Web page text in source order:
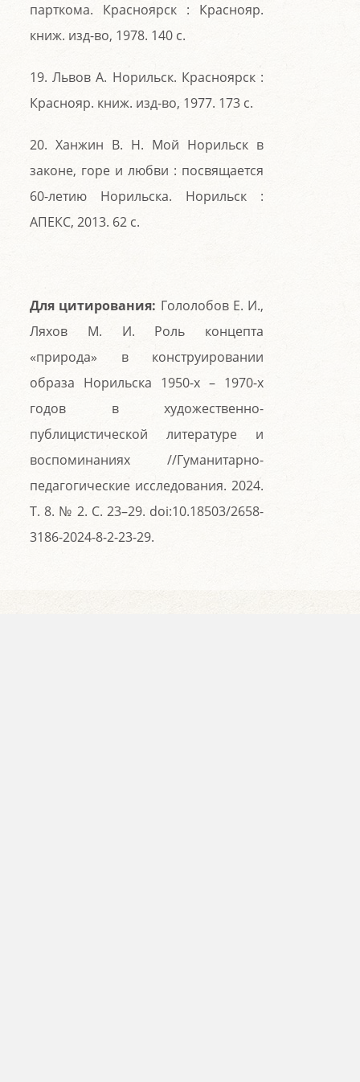
парткома. Красноярск : Краснояр.
книж. изд-во, 1978. 140 с.
19. Львов А. Норильск. Красноярск :
Краснояр. книж. изд-во, 1977. 173 с.
20. Ханжин В. Н. Мой Норильск в
законе, горе и любви : посвящается
60-летию Норильска. Норильск :
АПЕКС, 2013. 62 с.
Для цитирования: Гололобов Е. И.,
Ляхов М. И. Роль концепта
«природа» в конструировании
образа Норильска 1950-х – 1970-х
годов в художественно-
публицистической литературе и
воспоминаниях //Гуманитарно-
педагогические исследования. 2024.
Т. 8. № 2. С. 23–29. doi:10.18503/2658-
3186-2024-8-2-23-29.